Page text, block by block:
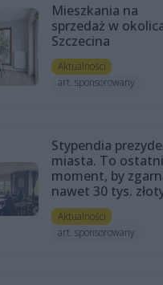
Mieszkania na
sprzedaż w
Szczecina
Aktualności
art. sponsorowany
Stypendia
miasta. To ostatni
moment, by
nawet 30 tys.
Aktualności
art. sponsorowany